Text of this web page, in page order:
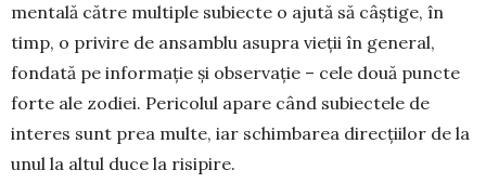
mentală către multiple subiecte o ajută să câștige, în
timp, o privire de ansamblu asupra vieții în general,
fondată pe informație și observație – cele două puncte
forte ale zodiei. Pericolul apare când subiectele de
interes sunt prea multe, iar schimbarea direcțiilor de la
unul la altul duce la risipire.